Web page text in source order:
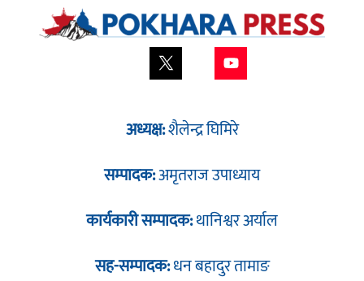
अध्यक्ष:शैलेन्द्र घिमिरे
सम्पादक:अमृतराज उपाध्याय
कार्यकारी सम्पादक:थानिश्वर अर्याल
सह-सम्पादक:धन बहादुर तामाङ